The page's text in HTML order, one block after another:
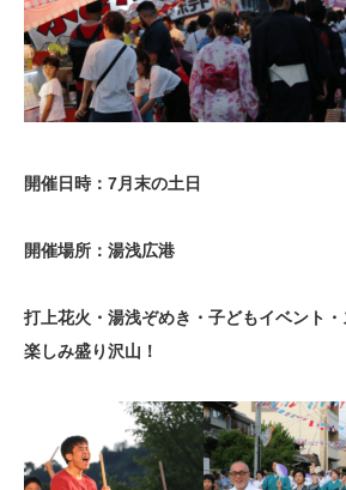
開催日時：7月末の土日
開催場所：湯浅広港
打上花火・湯浅ぞめき・子どもイベント
楽しみ盛り沢山！